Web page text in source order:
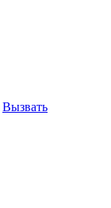
Вызвать